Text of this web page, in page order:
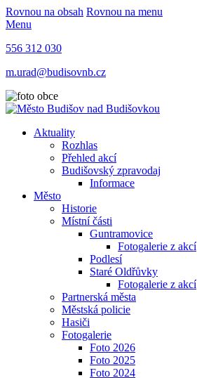
Rovnou na obsah Rovnou na menu
Menu
556 312 030
m.urad@budisovnb.cz
Aktuality
Rozhlas
Přehled akcí
Budišovský zpravodaj
Informace
Město
Historie
Místní části
Guntramovice
Fotogalerie z akcí
Podlesí
Staré Oldřůvky
Fotogalerie z akcí
Partnerská města
Městská policie
Hasiči
Fotogalerie
Foto 2026
Foto 2025
Foto 2024